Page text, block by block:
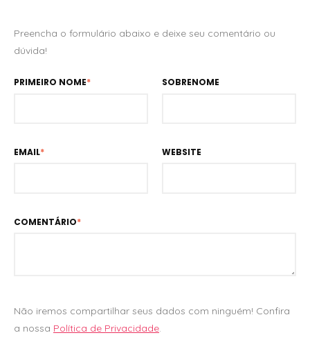
Preencha o formulário abaixo e deixe seu comentário ou
dúvida!
PRIMEIRO NOME* SOBRENOME
EMAIL* WEBSITE
COMENTÁRIO*
Não iremos compartilhar seus dados com ninguém! Confira
a nossa Política de Privacidade.